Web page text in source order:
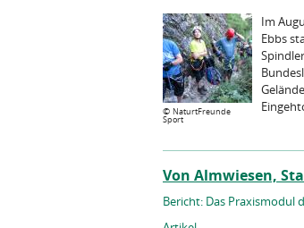
© NaturtFreunde
Sport
Im
Ebbs
Von Almwiesen,
Bericht: Das